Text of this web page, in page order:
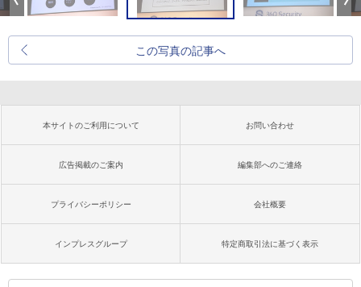
この写真の記事へ
本サイトのご利用について お問い合わせ
広告掲載のご案内 編集部へのご連絡
プライバシーポリシー 会社概要
インプレスグループ 特定商取引法に基づく表示